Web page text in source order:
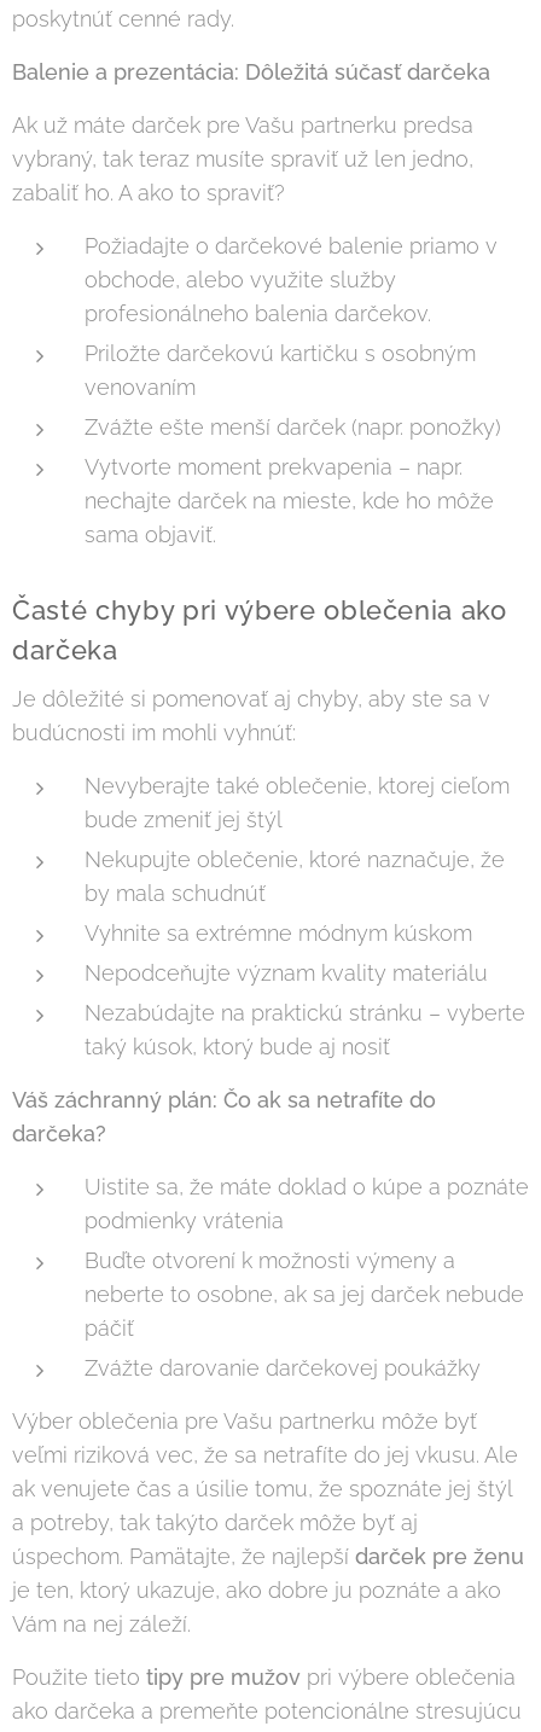
poskytnúť cenné rady.
Balenie a prezentácia: Dôležitá súčasť darčeka
Ak už máte darček pre Vašu partnerku predsa
vybraný, tak teraz musíte spraviť už len jedno,
zabaliť ho. A ako to spraviť?
Požiadajte o darčekové balenie priamo v
obchode, alebo využite služby
profesionálneho balenia darčekov.
Priložte darčekovú kartičku s osobným
venovaním
Zvážte ešte menší darček (napr. ponožky)
Vytvorte moment prekvapenia – napr.
nechajte darček na mieste, kde ho môže
sama objaviť.
Časté chyby pri výbere oblečenia ako
darčeka
Je dôležité si pomenovať aj chyby, aby ste sa v
budúcnosti im mohli vyhnúť:
Nevyberajte také oblečenie, ktorej cieľom
bude zmeniť jej štýl
Nekupujte oblečenie, ktoré naznačuje, že
by mala schudnúť
Vyhnite sa extrémne módnym kúskom
Nepodceňujte význam kvality materiálu
Nezabúdajte na praktickú stránku – vyberte
taký kúsok, ktorý bude aj nosiť
Váš záchranný plán: Čo ak sa netrafíte do
darčeka?
Uistite sa, že máte doklad o kúpe a poznáte
podmienky vrátenia
Buďte otvorení k možnosti výmeny a
neberte to osobne, ak sa jej darček nebude
páčiť
Zvážte darovanie darčekovej poukážky
Výber oblečenia pre Vašu partnerku môže byť
veľmi riziková vec, že sa netrafíte do jej vkusu. Ale
ak venujete čas a úsilie tomu, že spoznáte jej štýl
a potreby, tak takýto darček môže byť aj
úspechom. Pamätajte, že najlepší darček pre ženu
je ten, ktorý ukazuje, ako dobre ju poznáte a ako
Vám na nej záleží.
Použite tieto tipy pre mužov pri výbere oblečenia
ako darčeka a premeňte potencionálne stresujúcu